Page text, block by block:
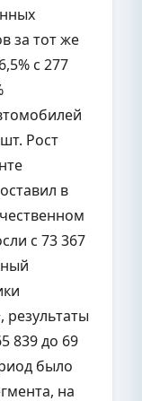
за тот же
с 277
Рост
в
с 73 367
результаты
839 до 69
было
на